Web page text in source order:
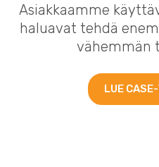
Asiakkaamme
haluavat tehdä
vähemmän
LUE